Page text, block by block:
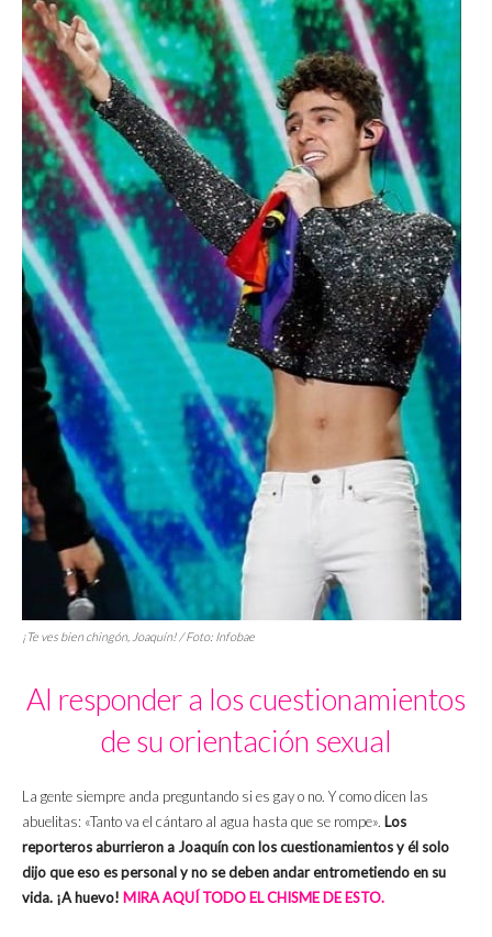
¡Te ves bien chingón, Joaquín! / Foto: Infobae
Al responder a los cuestionamientos
de su orientación sexual
La gente siempre anda preguntando si es gay o no. Y como dicen las
abuelitas: «Tanto va el cántaro al agua hasta que se rompe». Los
reporteros aburrieron a Joaquín con los cuestionamientos y él solo
dijo que eso es personal y no se deben andar entrometiendo en su
vida. ¡A huevo! MIRA AQUÍ TODO EL CHISME DE ESTO.